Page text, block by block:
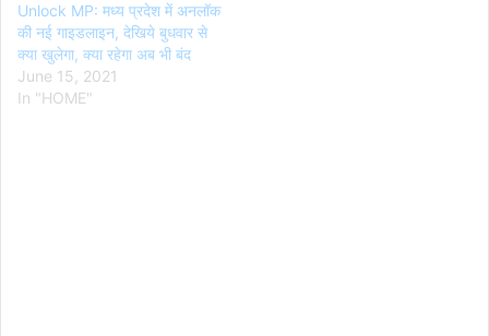
Unlock MP: मध्य प्रदेश में अनलॉक
की नई गाइडलाइन, देखिये बुधवार से
क्या खुलेगा, क्या रहेगा अब भी बंद
June 15, 2021
In "HOME"